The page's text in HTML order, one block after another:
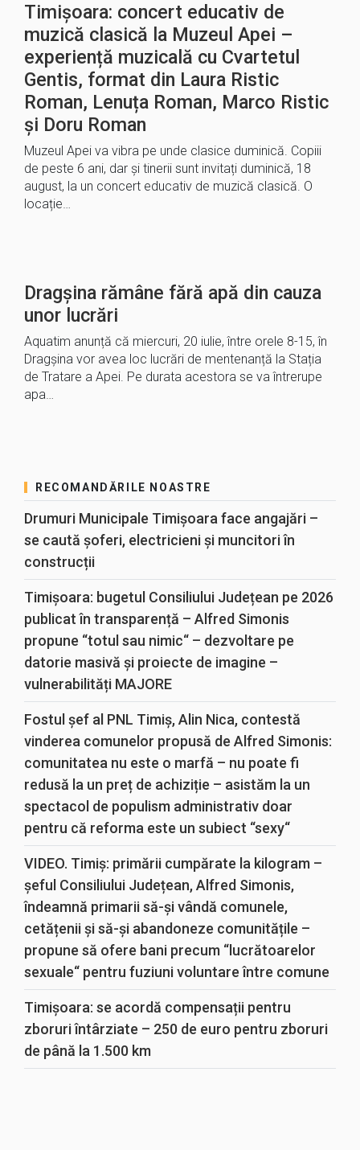
Timișoara: concert educativ de
muzică clasică la Muzeul Apei –
experiență muzicală cu Cvartetul
Gentis, format din Laura Ristic
Roman, Lenuța Roman, Marco Ristic
și Doru Roman
Muzeul Apei va vibra pe unde clasice duminică. Copiii
de peste 6 ani, dar și tinerii sunt invitați duminică, 18
august, la un concert educativ de muzică clasică. O
locație…
Dragșina rămâne fără apă din cauza
unor lucrări
Aquatim anunță că miercuri, 20 iulie, între orele 8-15, în
Dragșina vor avea loc lucrări de mentenanță la Stația
de Tratare a Apei. Pe durata acestora se va întrerupe
apa…
RECOMANDĂRILE NOASTRE
Drumuri Municipale Timișoara face angajări –
se caută șoferi, electricieni și muncitori în
construcții
Timișoara: bugetul Consiliului Județean pe 2026
publicat în transparență – Alfred Simonis
propune “totul sau nimic“ – dezvoltare pe
datorie masivă și proiecte de imagine –
vulnerabilități MAJORE
Fostul șef al PNL Timiș, Alin Nica, contestă
vinderea comunelor propusă de Alfred Simonis:
comunitatea nu este o marfă – nu poate fi
redusă la un preț de achiziție – asistăm la un
spectacol de populism administrativ doar
pentru că reforma este un subiect “sexy“
VIDEO. Timiș: primării cumpărate la kilogram –
șeful Consiliului Județean, Alfred Simonis,
îndeamnă primarii să-și vândă comunele,
cetățenii și să-și abandoneze comunitățile –
propune să ofere bani precum “lucrătoarelor
sexuale“ pentru fuziuni voluntare între comune
Timișoara: se acordă compensații pentru
zboruri întârziate – 250 de euro pentru zboruri
de până la 1.500 km